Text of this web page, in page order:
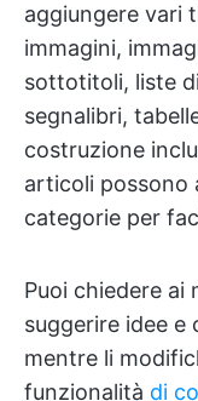
aggiungere vari
immagini,
sottotitoli, liste
segnalibri,
costruzione
articoli possono
categorie per
Puoi chiedere ai
suggerire idee e
mentre li
funzionalità di